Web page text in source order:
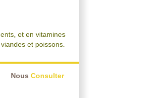
et en vitamines
et poissons.
Nous Consulter